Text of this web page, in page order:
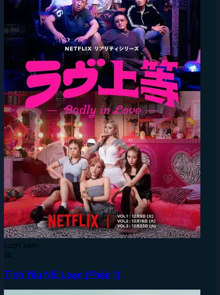
Lượt xem:
14
Tình Yêu Nổi Loạn (Phần 1)